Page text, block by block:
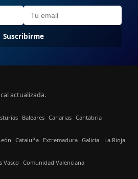
Suscribirme
actualizada.
Baleares Canarias Cantabria
Cataluña Extremadura Galicia La Rioja
Vasco Comunidad Valenciana